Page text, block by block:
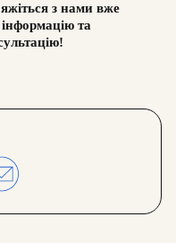
з нами вже
та